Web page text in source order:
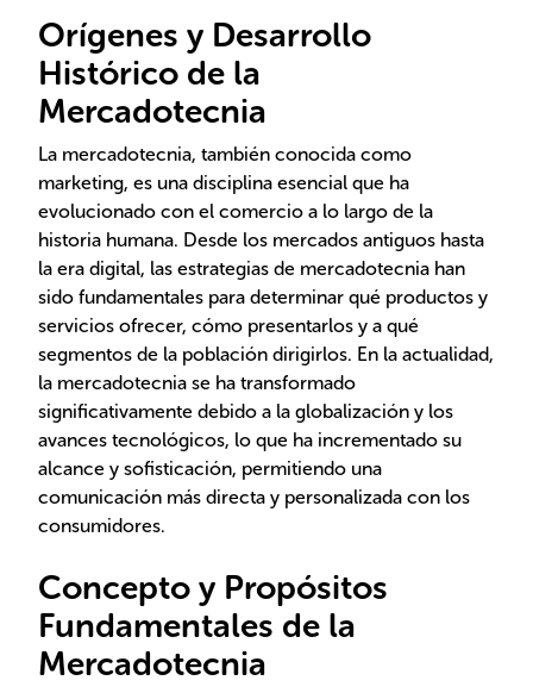
Orígenes y Desarrollo
Histórico de la
Mercadotecnia
La mercadotecnia, también conocida como
marketing, es una disciplina esencial que ha
evolucionado con el comercio a lo largo de la
historia humana. Desde los mercados antiguos hasta
la era digital, las estrategias de mercadotecnia han
sido fundamentales para determinar qué productos y
servicios ofrecer, cómo presentarlos y a qué
segmentos de la población dirigirlos. En la actualidad,
la mercadotecnia se ha transformado
significativamente debido a la globalización y los
avances tecnológicos, lo que ha incrementado su
alcance y sofisticación, permitiendo una
comunicación más directa y personalizada con los
consumidores.
Concepto y Propósitos
Fundamentales de la
Mercadotecnia